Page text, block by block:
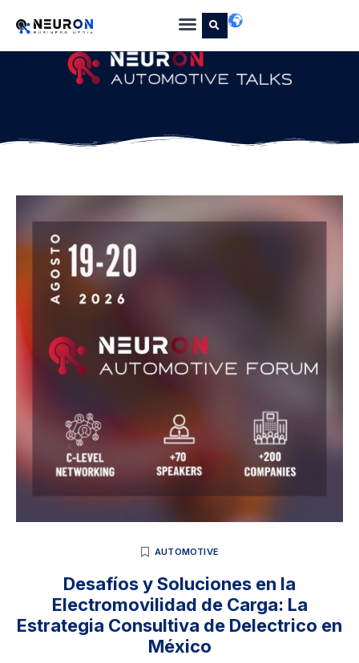
AUTOMOTIVE
Desafíos y Soluciones en la
Electromovilidad de Carga: La
Estrategia Consultiva de Delectrico en
México